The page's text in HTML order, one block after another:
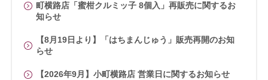
町横路店「蜜柑クルミッ子 8個入」再販売に関するお
知らせ
【8月19日より】「はちまんじゅう」販売再開のお知
らせ
【2026年9月】小町横路店 営業日に関するお知らせ